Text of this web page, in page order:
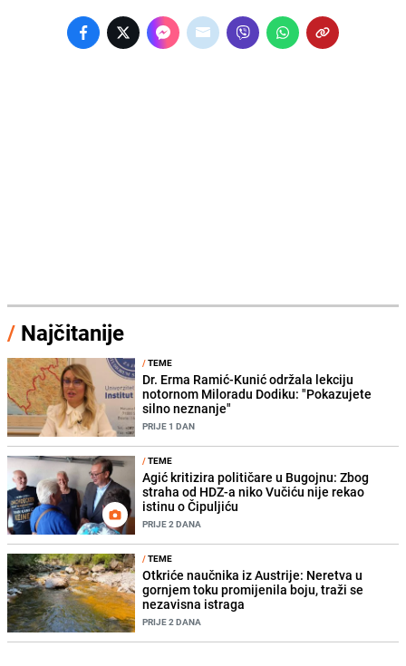
/ Najčitanije
/TEME
Dr. Erma Ramić-Kunić održala lekciju
notornom Miloradu Dodiku: "Pokazujete
silno neznanje"
PRIJE 1 DAN
/TEME
Agić kritizira političare u Bugojnu: Zbog
straha od HDZ-a niko Vučiću nije rekao
istinu o Čipuljiću
PRIJE 2 DANA
/TEME
Otkriće naučnika iz Austrije: Neretva u
gornjem toku promijenila boju, traži se
nezavisna istraga
PRIJE 2 DANA